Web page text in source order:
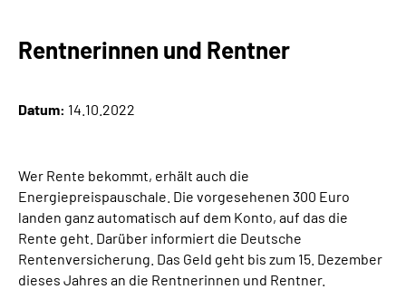
Suche
Language
Inhalte in Gebärdensprache (DGS)
Leichte Sprache
Rentnerinnen und Rentner
Datum: 14.10.2022
Wer Rente bekommt, erhält auch die
Energiepreispauschale. Die vorgesehenen 300 Euro
landen ganz automatisch auf dem Konto, auf das die
Rente geht. Darüber informiert die Deutsche
Rentenversicherung. Das Geld geht bis zum 15. Dezember
dieses Jahres an die Rentnerinnen und Rentner.